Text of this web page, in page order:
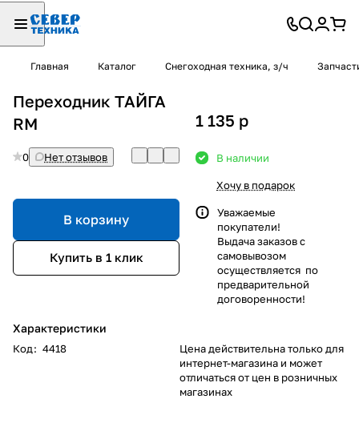
Главная Каталог Снегоходная техника, з/ч
Переходник ТАЙГА
RM
0 Нет отзывов
В корзину
Купить в 1 клик
Характеристики
Код: 4418
1 135 p
В наличии
Хочу в подарок
Уважаемые
покупатели!
Выдача заказов с
самовывозом
осуществляется по
предварительной
договоренности!
Цена действительна только для
интернет-магазина и может
отличаться от цен в розничных
магазинах